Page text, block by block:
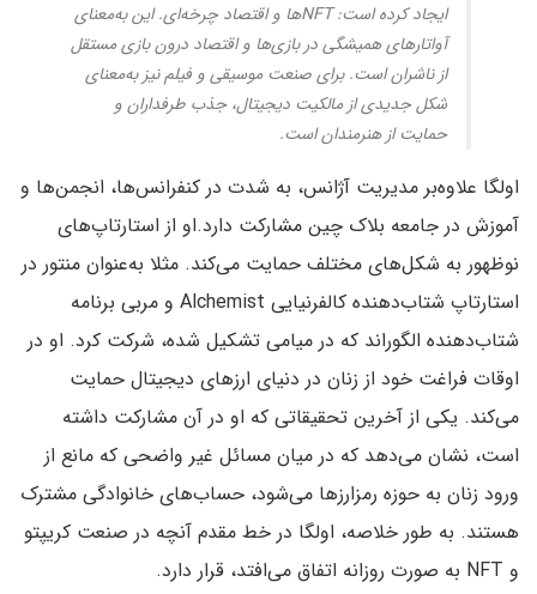
ایجاد کرده است: NFTها و اقتصاد چرخه‌ای. این به‌معنای
آواتارهای همیشگی در بازی‌ها و اقتصاد درون بازی مستقل
از ناشران است. برای صنعت موسیقی و فیلم نیز به‌معنای
شکل جدیدی از مالکیت دیجیتال، جذب طرفداران و
حمایت از هنرمندان است.
اولگا علاوه‌بر مدیریت آژانس، به شدت در کنفرانس‌ها، انجمن‌ها و
آموزش در جامعه بلاک چین مشارکت دارد.او از استارتاپ‌های
نوظهور به شکل‌های مختلف حمایت می‌کند. مثلا به‌عنوان منتور در
استارتاپ شتاب‌دهنده کالفرنیایی Alchemist و مربی برنامه
شتاب‌دهنده الگوراند که در میامی تشکیل شده، شرکت کرد. او در
اوقات فراغت خود از زنان در دنیای ارزهای دیجیتال حمایت
می‌کند. یکی از آخرین تحقیقاتی که او در آن مشارکت داشته
است، نشان می‌دهد که در میان مسائل غیر واضحی که مانع از
ورود زنان به حوزه رمزارزها می‌شود، حساب‌های خانوادگی مشترک
هستند. به طور خلاصه، اولگا در خط مقدم آنچه در صنعت کریپتو
و NFT به صورت روزانه اتفاق می‌افتد، قرار دارد.